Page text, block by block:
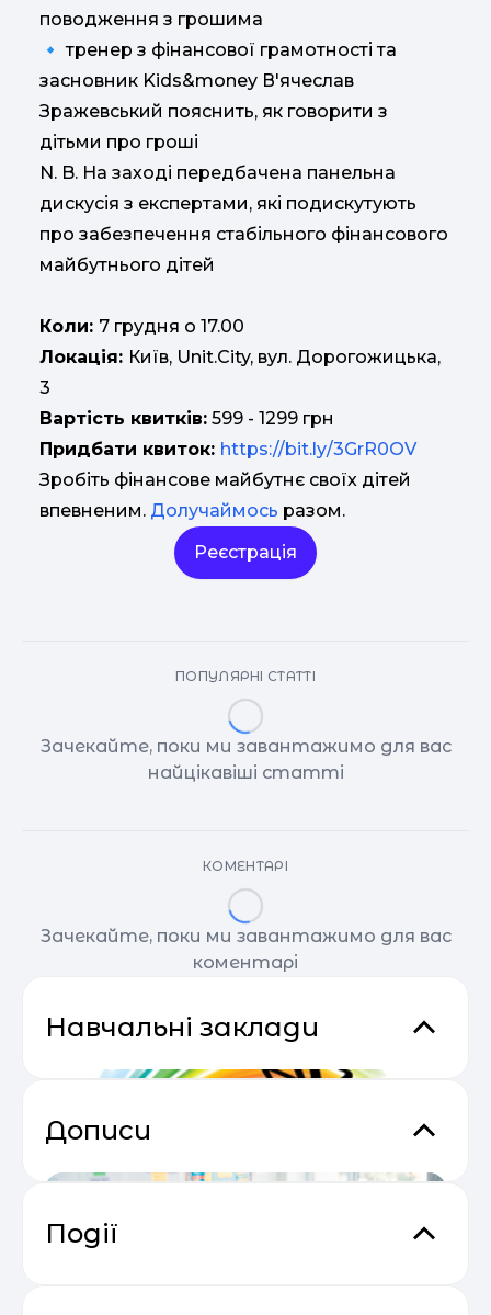
поводження з грошима
🔹 тренер з фінансової грамотності та
засновник Kids&money В'ячеслав
Зражевський пояснить, як говорити з
дітьми про гроші
N. B. На заході передбачена панельна
дискусія з експертами, які подискутують
про забезпечення стабільного фінансового
майбутнього дітей
Коли: 7 грудня о 17.00
Локація: Київ, Unit.City, вул. Дорогожицька,
3
Вартість квитків: 599 - 1299 грн
Придбати квиток: https://bit.ly/3GrR0OV
Зробіть фінансове майбутнє своїх дітей
впевненим. Долучаймось разом.
Реєстрація
ПОПУЛЯРНІ СТАТТІ
Зачекайте, поки ми завантажимо для вас
найцікавіші статті
КОМЕНТАРІ
Зачекайте, поки ми завантажимо для вас
коментарі
Навчальні заклади
Дописи
Події